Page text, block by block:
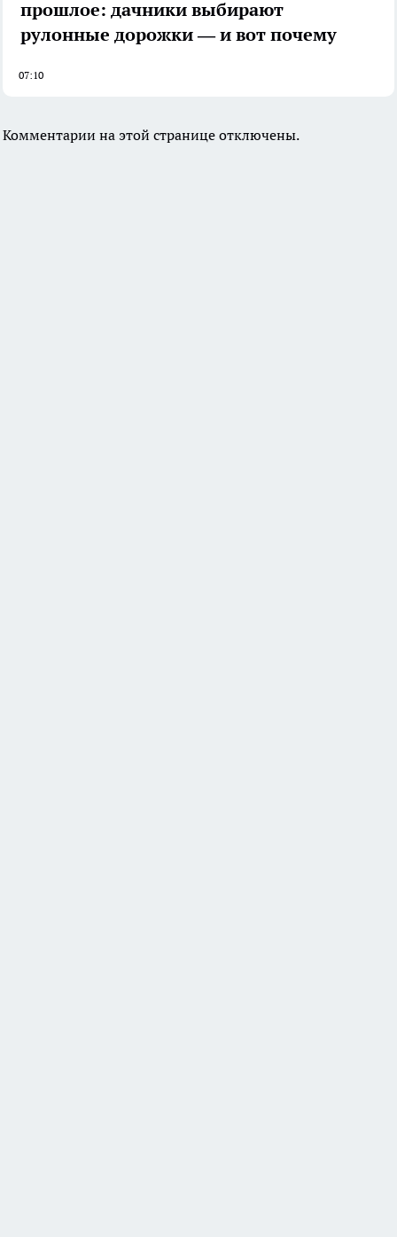
прошлое: дачники выбирают
рулонные дорожки — и вот почему
07:10
Комментарии на этой странице отключены.